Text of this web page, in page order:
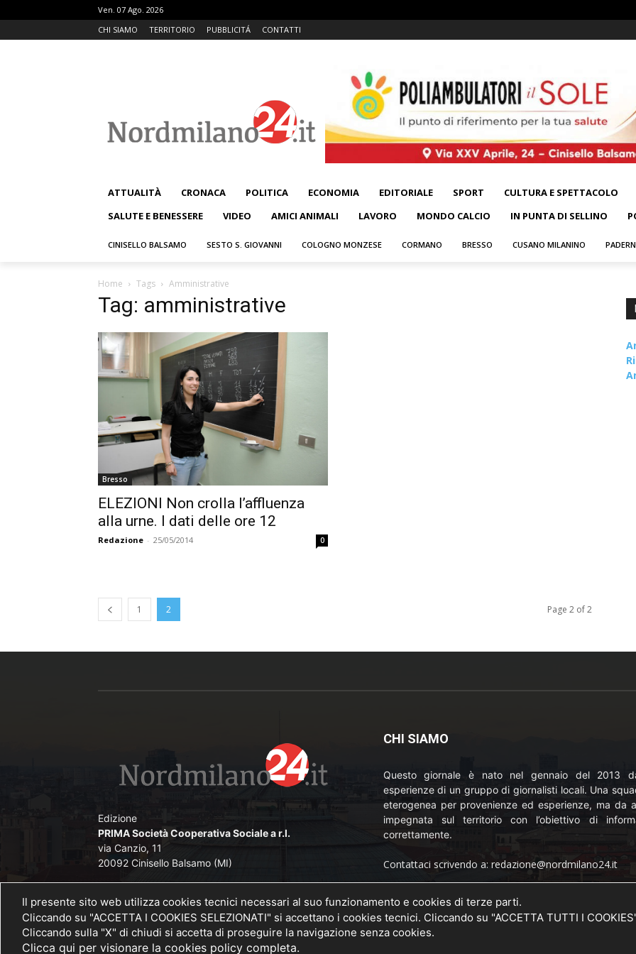
Ven. 07 Ago. 2026
CHI SIAMO
TERRITORIO PUBBLICITÁ CONTATTI
ATTUALITÀ CRONACA POLITICA ECONOMIA EDITORIALE SPORT CULTURA E SPETTACOLO
SALUTE E BENESSERE
VIDEO AMICI ANIMALI LAVORO MONDO CALCIO IN PUNTA DI SELLINO
CINISELLO BALSAMO SESTO S. GIOVANNI COLOGNO MONZESE CORMANO BRESSO CUSANO MILANINO
Home Tags Amministrative
Tag: amministrative
Bresso
ELEZIONI Non crolla l’affluenza
alla urne. I dati delle ore 12
Redazione - 25/05/2014 0
1 2 Page 2 of 2
Edizione
PRIMA Società Cooperativa Sociale a r.l.
via Canzio, 11
20092 Cinisello Balsamo (MI)
Angelo De Lorenzi iscritto nel Pubblico Registro della
Stampa presso il Tribunale di Monza al n. 20 del
26/11/2012
CHI SIAMO
Questo giornale è nato nel gennaio del 2013
esperienze di un gruppo di giornalisti locali. Una
eterogenea per provenienze ed esperienze, ma da
impegnata sul territorio con l’obiettivo di
correttamente.
Contattaci scrivendo a: redazione@nordmilano24.it
Pubblicità: laposta@deinaviganti.it
Tel. 389 1492573
Il presente sito web utilizza cookies tecnici necessari al suo funzionamento e cookies di terze parti.
Cliccando su "ACCETTA I COOKIES SELEZIONATI" si accettano i cookies tecnici. Cliccando su "ACCETTA TUTTI I
Cliccando sulla "X" di chiudi si accetta di proseguire la navigazione senza cookies.
Clicca qui per visionare la cookies policy completa.